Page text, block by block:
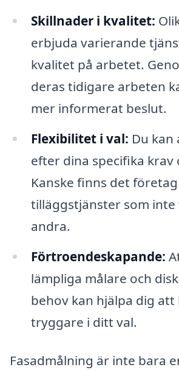
Skillnader i kvalitet:
erbjuda varierande
kvalitet på arbetet.
deras tidigare arbeten
mer informerat beslut.
Flexibilitet i val: Du kan
efter dina specifika krav
Kanske finns det
tilläggstjänster som inte
andra.
Förtroendeskapande:
lämpliga målare och
behov kan hjälpa dig att
tryggare i ditt val.
Fasadmålning är inte bara